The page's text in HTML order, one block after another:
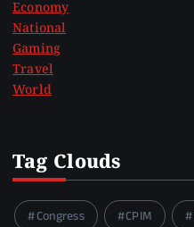
Economy
National
Gaming
Travel
World
Tag Clouds
Congress CPIM